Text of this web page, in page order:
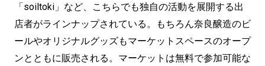
「soiltoki」など、こちらでも独自の活動を展開する出
店者がラインナップされている。もちろん奈良醸造のビ
ールやオリジナルグッズもマーケットスペースのオープ
ンとともに販売される。マーケットは無料で参加可能な